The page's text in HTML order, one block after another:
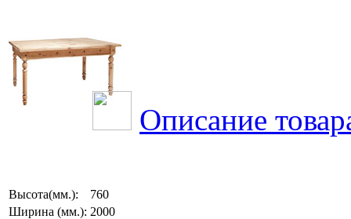
Описание
Высота(мм.):
760
Ширина (мм.): 2000